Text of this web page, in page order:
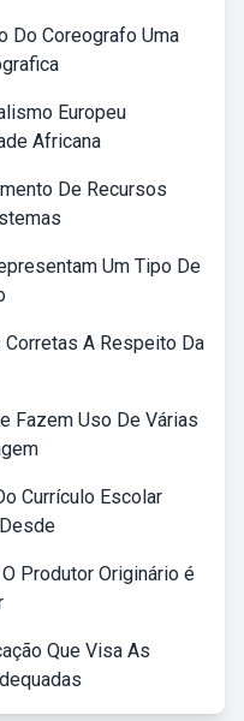
Do Coreografo Uma
Europeu
Africana
De Recursos
Um Tipo De
A Respeito Da
Fazem Uso De Várias
Currículo Escolar
Produtor Originário é
Que Visa As